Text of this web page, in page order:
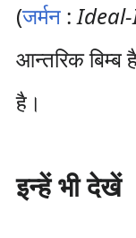
(जर्मन:
आन्तरिक बिम्ब
है।
इन्हें भी देखें